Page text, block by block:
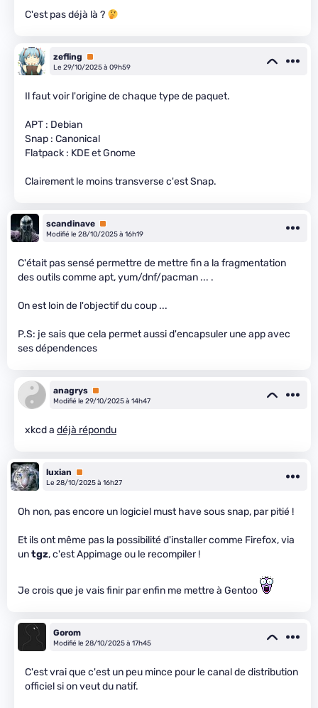
C'est pas déjà là ?
zefling
Premium
Le 29/10/2025 à 09h59
Il faut voir l'origine de chaque type de paquet.
APT : Debian
Snap : Canonical
Flatpack : KDE et Gnome
Clairement le moins transverse c'est Snap.
scandinave Premium
Modifié le 28/10/2025 à 16h19
C'était pas sensé permettre de mettre fin a la fragmentation
des outils comme apt, yum/dnf/pacman ... .
On est loin de l'objectif du coup ...
P.S: je sais que cela permet aussi d'encapsuler une app avec
ses dépendences
anagrys Premium
Modifié le 29/10/2025 à 14h47
xkcd a déjà répondu
luxian
Premium
Le 28/10/2025 à 16h27
Oh non, pas encore un logiciel must have sous snap, par pitié !
Et ils ont même pas la possibilité d'installer comme Firefox, via
untgz, c'est Appimage ou le recompiler !
Je crois que je vais finir par enfin me mettre à Gentoo
Gorom
Modifié le 28/10/2025 à 17h45
C'est vrai que c'est un peu mince pour le canal de distribution
officiel si on veut du natif.